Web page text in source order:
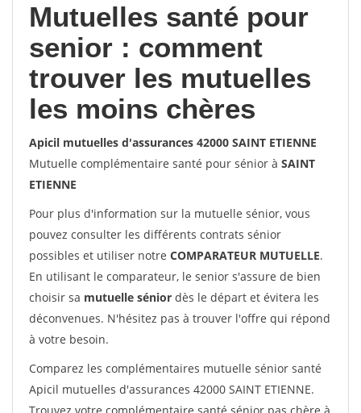
Mutuelles santé pour
senior : comment
trouver les mutuelles
les moins chères
Apicil mutuelles d'assurances 42000 SAINT ETIENNE
Mutuelle complémentaire santé pour sénior à SAINT
ETIENNE
Pour plus d'information sur la mutuelle sénior, vous
pouvez consulter les différents contrats sénior
possibles et utiliser notre COMPARATEUR MUTUELLE.
En utilisant le comparateur, le senior s'assure de bien
choisir sa mutuelle sénior dès le départ et évitera les
déconvenues. N'hésitez pas à trouver l'offre qui répond
à votre besoin.
Comparez les complémentaires mutuelle sénior santé
Apicil mutuelles d'assurances 42000 SAINT ETIENNE.